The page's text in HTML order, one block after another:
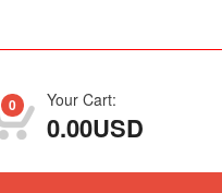
0 Your Cart:
0.00USD